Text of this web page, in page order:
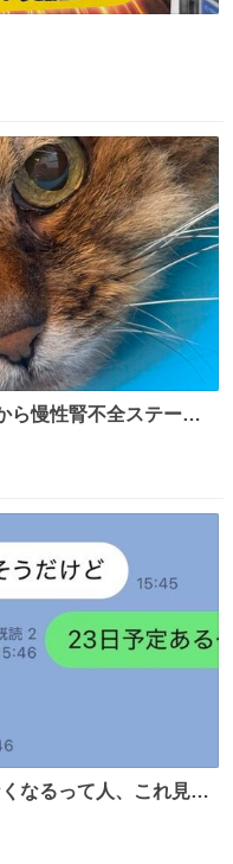
慢性腎不全ステージ2
になった… このままだ
嘘みたい…本当に嬉し
来た人にすごい顔され
なるって人、これ見て